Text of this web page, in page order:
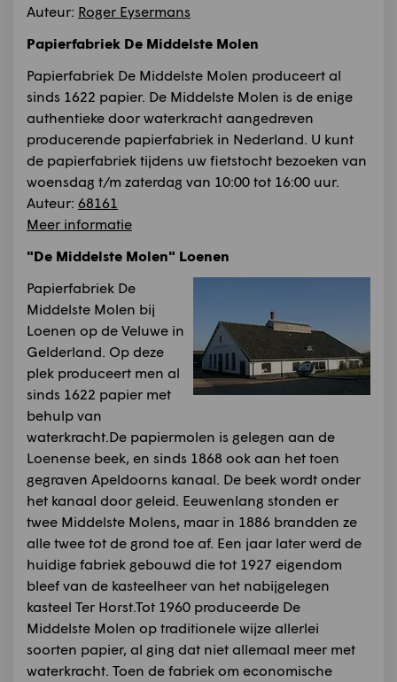
Auteur: Roger Eysermans
Papierfabriek De Middelste Molen
Papierfabriek De Middelste Molen produceert al
sinds 1622 papier. De Middelste Molen is de enige
authentieke door waterkracht aangedreven
producerende papierfabriek in Nederland. U kunt
de papierfabriek tijdens uw fietstocht bezoeken van
woensdag t/m zaterdag van 10:00 tot 16:00 uur.
Auteur: 68161
Meer informatie
"De Middelste Molen" Loenen
Papierfabriek De
Middelste Molen bij
Loenen op de Veluwe in
Gelderland. Op deze
plek produceert men al
sinds 1622 papier met
behulp van
waterkracht.De papiermolen is gelegen aan de
Loenense beek, en sinds 1868 ook aan het toen
gegraven Apeldoorns kanaal. De beek wordt onder
het kanaal door geleid. Eeuwenlang stonden er
twee Middelste Molens, maar in 1886 brandden ze
alle twee tot de grond toe af. Een jaar later werd de
huidige fabriek gebouwd die tot 1927 eigendom
bleef van de kasteelheer van het nabijgelegen
kasteel Ter Horst.Tot 1960 produceerde De
Middelste Molen op traditionele wijze allerlei
soorten papier, al ging dat niet allemaal meer met
waterkracht. Toen de fabriek om economische